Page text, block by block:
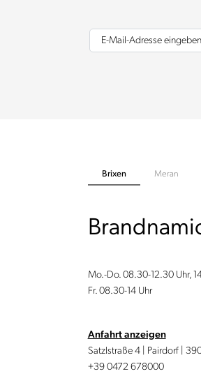
E-Mail-Adresse eingeben
Brixen Meran
Mo.-Do. 08.30-12.30 Uhr,
Fr. 08.30-14 Uhr
Anfahrt anzeigen
Satzlstraße 4 | Pairdorf |
+39 0472 678000